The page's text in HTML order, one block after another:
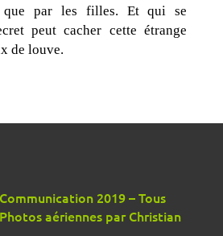
que par les filles. Et qui se
peut cacher cette étrange
de louve.
2019 – Tous
aériennes par Christian